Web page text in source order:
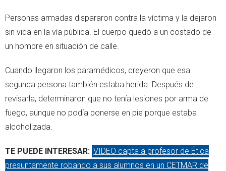
Personas armadas dispararon contra la víctima y la dejaron
sin vida en la vía pública. El cuerpo quedó a un costado de
un hombre en situación de calle.
Cuando llegaron los paramédicos, creyeron que esa
segunda persona también estaba herida. Después de
revisarla, determinaron que no tenía lesiones por arma de
fuego, aunque no podía ponerse en pie porque estaba
alcoholizada.
TE PUEDE INTERESAR: VIDEO capta a profesor de Ética
presuntamente robando a sus alumnos en un CETMAR de